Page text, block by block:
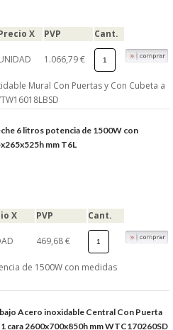
X PVP Cant.
1.066,79 €
Mural Con Puertas y Con Cubeta a
6 litros potencia de 1500W con
mm T6L
X PVP Cant.
469,68 €
de 1500W con medidas
Acero inoxidable Central Con Puerta
cara 2600x700x850h mm WTC170260SD